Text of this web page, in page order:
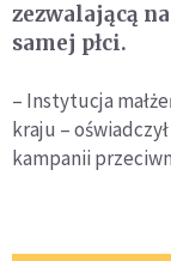
zezwalającą
samej płci.
– Instytucja
kraju –
kampanii